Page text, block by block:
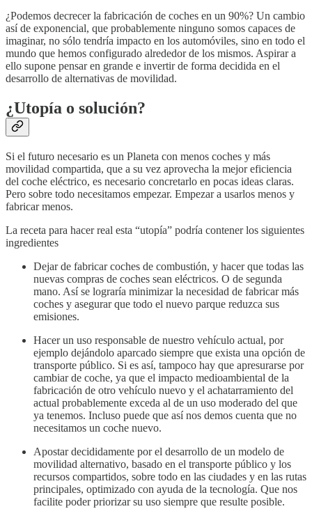
¿Podemos decrecer la fabricación de coches en un 90%? Un cambio
así de exponencial, que probablemente ninguno somos capaces de
imaginar, no sólo tendría impacto en los automóviles, sino en todo el
mundo que hemos configurado alrededor de los mismos. Aspirar a
ello supone pensar en grande e invertir de forma decidida en el
desarrollo de alternativas de movilidad.
¿Utopía o solución?
Si el futuro necesario es un Planeta con menos coches y más
movilidad compartida, que a su vez aprovecha la mejor eficiencia
del coche eléctrico, es necesario concretarlo en pocas ideas claras.
Pero sobre todo necesitamos empezar. Empezar a usarlos menos y
fabricar menos.
La receta para hacer real esta “utopía” podría contener los siguientes
ingredientes
Dejar de fabricar coches de combustión, y hacer que todas las
nuevas compras de coches sean eléctricos. O de segunda
mano. Así se lograría minimizar la necesidad de fabricar más
coches y asegurar que todo el nuevo parque reduzca sus
emisiones.
Hacer un uso responsable de nuestro vehículo actual, por
ejemplo dejándolo aparcado siempre que exista una opción de
transporte público. Si es así, tampoco hay que apresurarse por
cambiar de coche, ya que el impacto medioambiental de la
fabricación de otro vehículo nuevo y el achatarramiento del
actual probablemente exceda al de un uso moderado del que
ya tenemos. Incluso puede que así nos demos cuenta que no
necesitamos un coche nuevo.
Apostar decididamente por el desarrollo de un modelo de
movilidad alternativo, basado en el transporte público y los
recursos compartidos, sobre todo en las ciudades y en las rutas
principales, optimizado con ayuda de la tecnología. Que nos
facilite poder priorizar su uso siempre que resulte posible.